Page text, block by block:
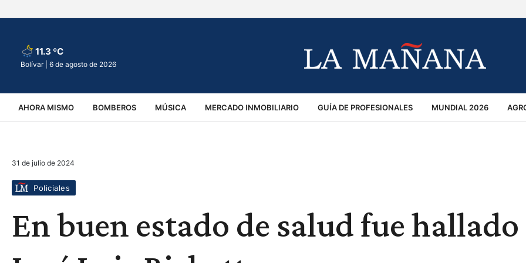
11.3 ºC
Bolívar | 6 de agosto de 2026
AHORA MISMO BOMBEROS MÚSICA MERCADO INMOBILIARIO GUÍA DE PROFESIONALES MUNDIAL 2026
VIRALES ACCIDENTES
31 de julio de 2024
Policiales
En buen estado de salud fue hallado